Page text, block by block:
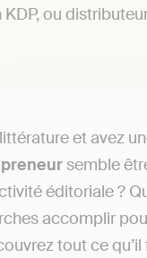
ou
et avez
semble
éditoriale ?
accomplir
tout ce